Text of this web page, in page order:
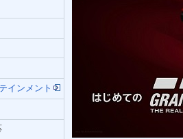
インメント